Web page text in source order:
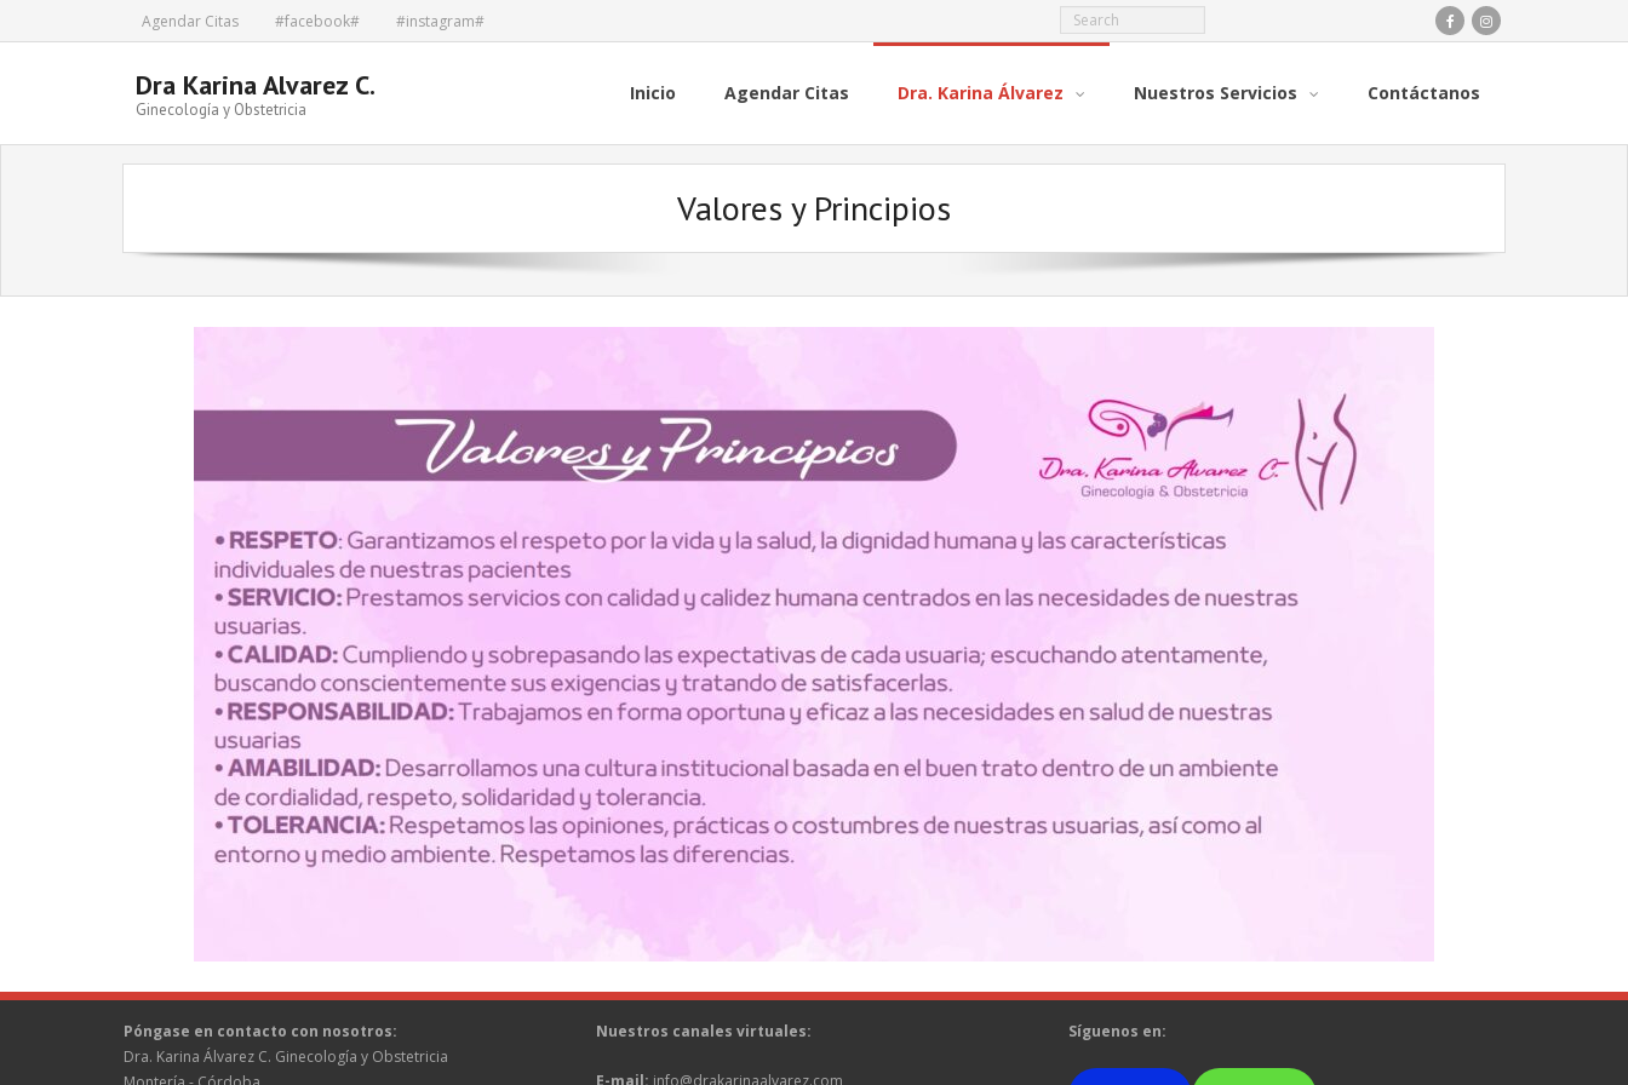
Agendar Citas #facebook# #instagram#
Dra Karina Alvarez C.
Ginecología y Obstetricia
Inicio Agendar Citas Dra. Karina Álvarez Nuestros Servicios Contáctanos
Valores y Principios
Póngase en contacto con nosotros:
Dra. Karina Álvarez C. Ginecología y Obstetricia
Nuestros canales virtuales:
E-mail: info@drakarinaalvarez.com
Síguenos en: